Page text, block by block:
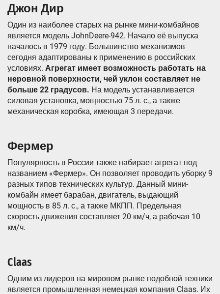
Джон Дир
Один из наиболее старых на рынке мини-комбайнов
является модель JohnDeere-942. Начало её выпуска
началось в 1979 году. Большинство механизмов
сегодня адаптированы к применению в российских
условиях. Агрегат имеет возможность работать на
неровной поверхности, чей уклон составляет не
больше 22 градусов. На модель устанавливается
силовая установка, мощностью 75 л. с., а также
механическая коробка, имеющая 3 передачи.
Фермер
Популярность в России также набирает агрегат под
названием «Фермер». Он позволяет проводить уборку 9
разных типов технических культур. Данный мини-
комбайн имеет барабан, двигатель, выдающий
мощность в 85 л. с., а также МКПП. Предельная
скорость движения составляет 20 км/ч, а рабочая 10
км/ч.
Claas
Одним из лидеров на мировом рынке подобной техники
является промышленная немецкая компания Claas. Их